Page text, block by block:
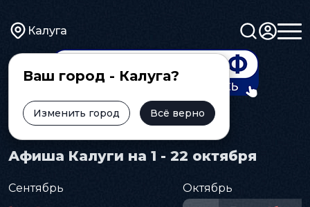
Калуга
Ваш город - Калуга?
Изменить город Всё верно
Главная Афиша
Афиша Калуги на 1 - 22 октября
Сентябрь
Октябрь